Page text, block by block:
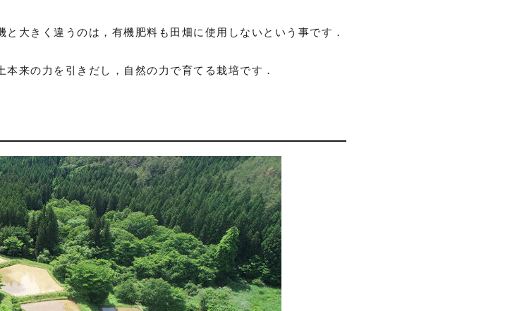
大きく違うのは，有機肥料も田畑に使用しないという事です．
来の力を引きだし，自然の力で育てる栽培です．